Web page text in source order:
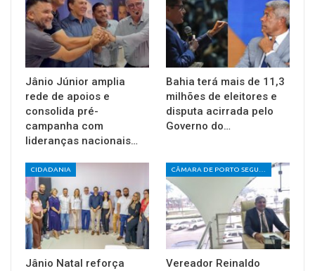
Jânio Júnior amplia
rede de apoios e
consolida pré-
campanha com
lideranças nacionais…
Bahia terá mais de 11,3
milhões de eleitores e
disputa acirrada pelo
Governo do…
CIDADANIA
Jânio Natal reforça
Vereador Reinaldo